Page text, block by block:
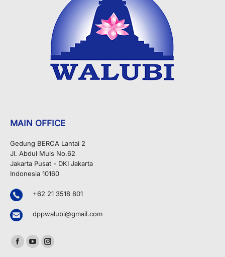
MAIN OFFICE
Gedung BERCA Lantai 2
Jl. Abdul Muis No.62
Jakarta Pusat - DKI Jakarta
Indonesia 10160
+62 21 3518 801
dppwalubi@gmail.com
Find us on:
Facebook
YouTubeInstagram